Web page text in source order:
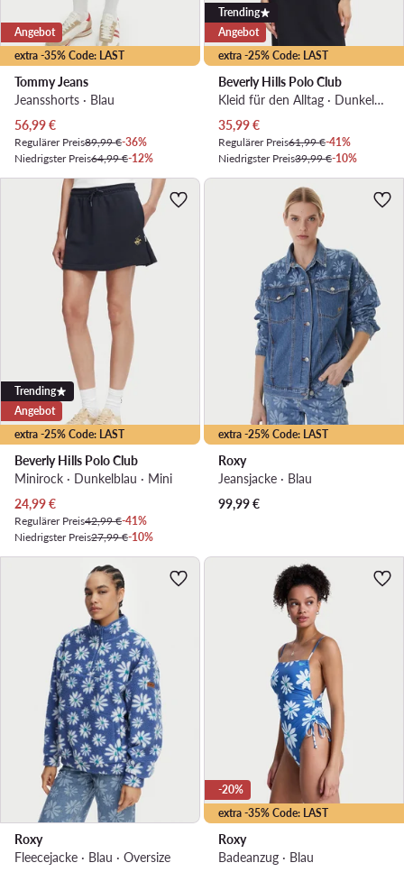
extra -35% Code: LAST
Angebot
Tommy Jeans
Jeansshorts · Blau
Aktueller Preis
56,99€
Regulärer Preis89,99 €-36%
Niedrigster Preis64,99 €-12%
extra -25% Code: LAST
Trending
Angebot
Beverly Hills Polo Club
Kleid für den Alltag · Dunkelblau · Mini
Aktueller Preis
35,99€
Regulärer Preis61,99 €-41%
Niedrigster Preis39,99 €-10%
extra -25% Code: LAST
Trending
Angebot
Beverly Hills Polo Club
Minirock · Dunkelblau · Mini
Aktueller Preis
24,99€
Regulärer Preis42,99 €-41%
Niedrigster Preis27,99 €-10%
extra -25% Code: LAST
Roxy
Jeansjacke · Blau
99,99€
Roxy
Fleecejacke · Blau · Oversize
extra -35% Code: LAST
-20%
Roxy
Badeanzug · Blau